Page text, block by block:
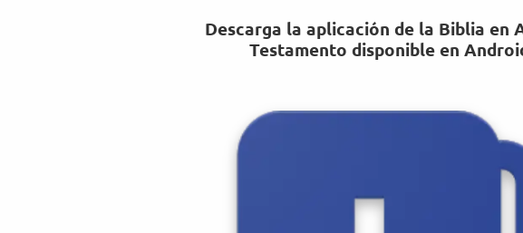
Descarga la aplicación de la Biblia en
Testamento disponible en